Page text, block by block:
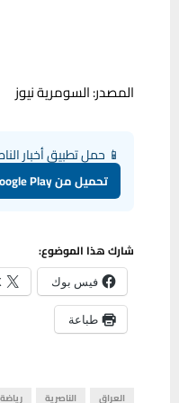
المصدر: السومرية نيوز
📱 حمل تطبيق أخبار
تحميل من Google Play
شارك هذا الموضوع:
فيس بوك
طباعة
العراق الناصرية رياضة